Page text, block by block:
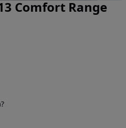
Comfort Range